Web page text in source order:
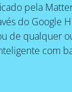
pela
do Google
de qualquer
com